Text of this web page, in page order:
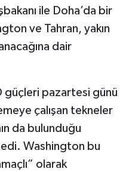
ile Doha’da bir
ve Tahran, yakın
dair
güçleri pazartesi günü
çalışan tekneler
da bulunduğu
Washington bu
olarak